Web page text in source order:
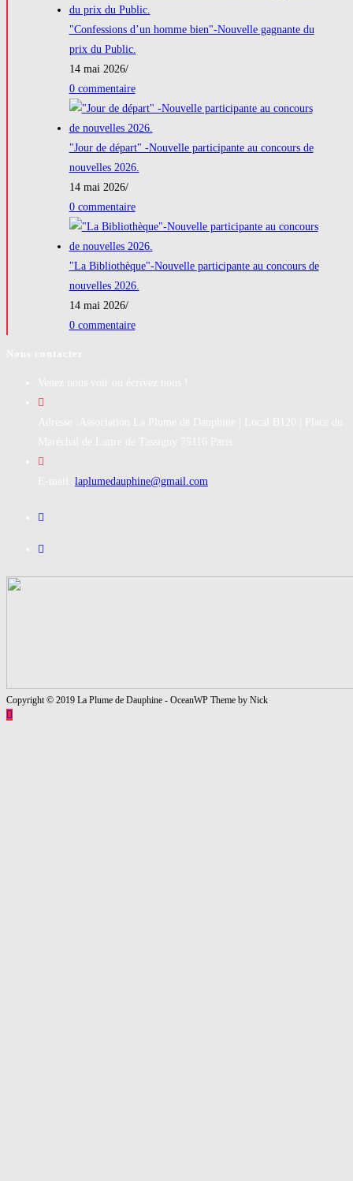
"Confessions d’un homme bien"-Nouvelle gagnante du
prix du Public.
14 mai 2026/
0 commentaire
"Jour de départ" -Nouvelle participante au concours de
nouvelles 2026.
14 mai 2026/
0 commentaire
"La Bibliothèque"-Nouvelle participante au concours de
nouvelles 2026.
14 mai 2026/
0 commentaire
laplumedauphine@gmail.com
Copyright © 2019 La Plume de Dauphine - OceanWP Theme by Nick